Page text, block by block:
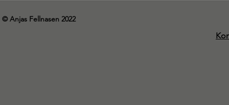
© Anjas Fellnasen 2022